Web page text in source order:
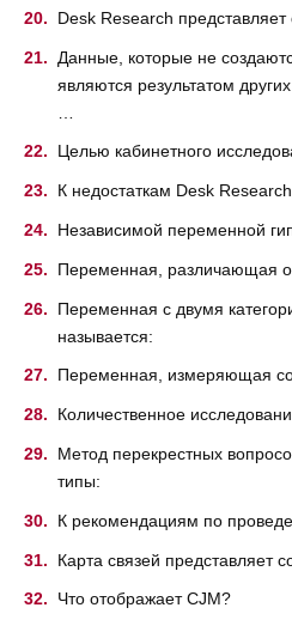
Desk Research
Данные, которые не
являются результатом
Целью кабинетного
К недостаткам Desk
Независимой переменной
Переменная, различающая
Переменная с двумя
называется:
Переменная, измеряющая
Количественное
Метод перекрестных
типы:
К рекомендациям по
Карта связей представляет
Что отображает CJM?